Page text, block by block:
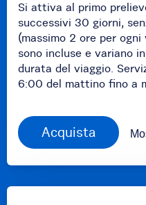
Si attiva al primo
successivi 30 giorni,
(massimo 2 ore per
sono incluse e variano
durata del viaggio.
6:00 del mattino fino a
Acquista